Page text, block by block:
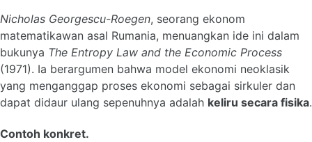
Nicholas Georgescu-Roegen, seorang ekonom
matematikawan asal Rumania, menuangkan ide ini dalam
bukunya The Entropy Law and the Economic Process
(1971). Ia berargumen bahwa model ekonomi neoklasik
yang menganggap proses ekonomi sebagai sirkuler dan
dapat didaur ulang sepenuhnya adalah keliru secara fisika.
Contoh konkret.